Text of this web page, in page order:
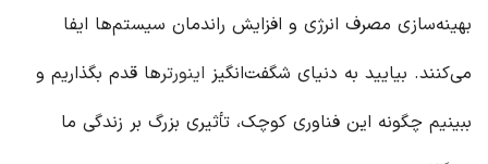
بهینه‌سازی مصرف انرژی و افزایش راندمان سیستم‌ها ایفا
می‌کنند. بیایید به دنیای شگفت‌انگیز اینورترها قدم بگذاریم و
ببینیم چگونه این فناوری کوچک، تأثیری بزرگ بر زندگی ما